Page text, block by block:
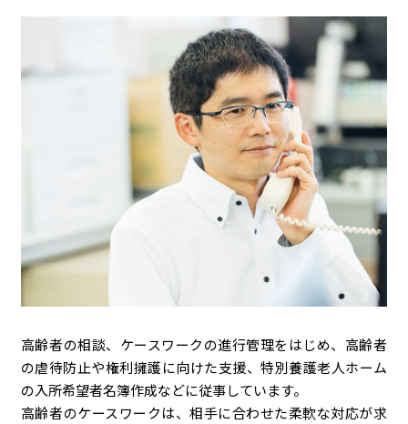
高齢者の相談、ケースワークの進行管理をはじめ、高齢者
の虐待防止や権利擁護に向けた支援、特別養護老人ホーム
の入所希望者名簿作成などに従事しています。
高齢者のケースワークは、相手に合わせた柔軟な対応が求